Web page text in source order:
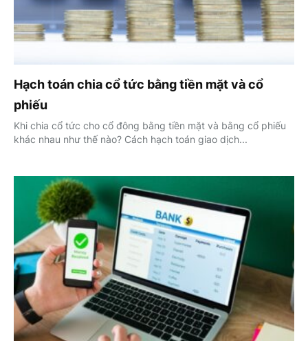
Hạch toán chia cổ tức bằng tiền mặt và cổ
phiếu
Khi chia cổ tức cho cổ đông bằng tiền mặt và bằng cổ phiếu
khác nhau như thế nào? Cách hạch toán giao dịch...